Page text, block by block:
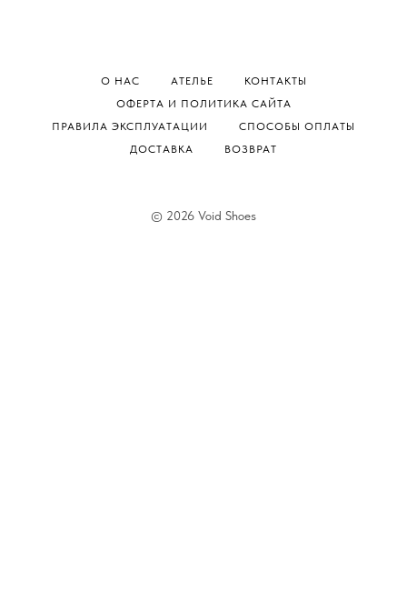
О НАС АТЕЛЬЕ
КОНТАКТЫ
ОФЕРТА И ПОЛИТИКА САЙТА
ПРАВИЛА ЭКСПЛУАТАЦИИ
СПОСОБЫ ОПЛАТЫ
ДОСТАВКА
ВОЗВРАТ
© 2026 Void Shoes